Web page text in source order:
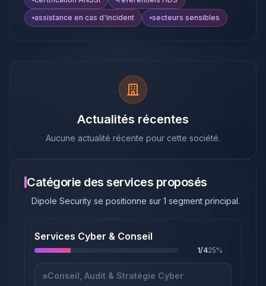
assistance en cas d'incident
secteurs sensibles
Actualités récentes
Aucune actualité récente pour cette société.
Catégorie des services proposés
Dipole Security se positionne sur 1 segment principal.
Services Cyber & Conseil
1/425%
Conseil, Audit & Stratégie Cyber